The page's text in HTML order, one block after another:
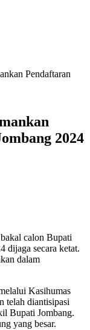
Pendaftaran
2024
calon Bupati
dijaga secara ketat.
dalam
Kasihumas
telah diantisipasi
Bupati Jombang.
yang besar.